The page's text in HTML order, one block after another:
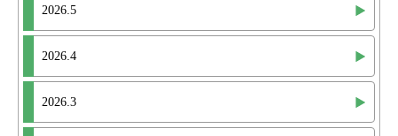
2026.5
2026.4
2026.3